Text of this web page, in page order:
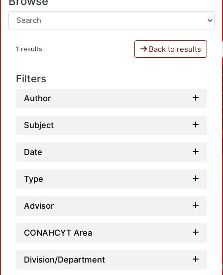
1 results Back to results
Filters
Author
Subject
Date
Type
Advisor
CONAHCYT Area
Division/Department